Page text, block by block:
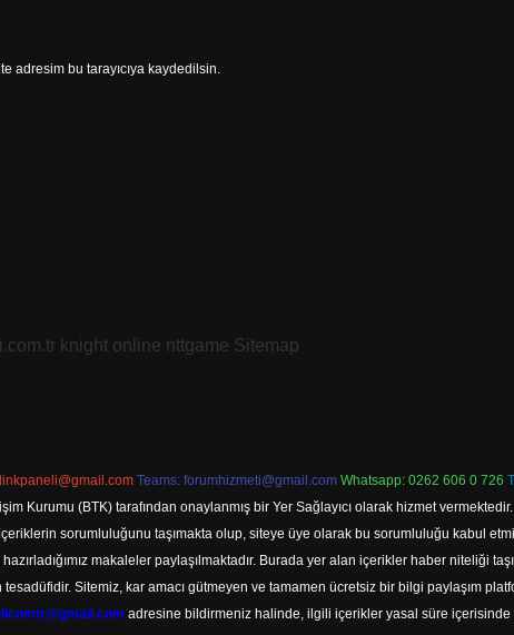
adresim bu tarayıcıya kaydedilsin.
knight online nttgame Sitemap
Teams: forumhizmeti@gmail.com Whatsapp: 0262 606 0 726
Kurumu (BTK) tarafından onaylanmış bir Yer Sağlayıcı olarak hizmet
sorumluluğunu taşımakta olup, siteye üye olarak bu sorumluluğu kabul
makaleler paylaşılmaktadır. Burada yer alan içerikler haber niteliği
Sitemiz, kar amacı gütmeyen ve tamamen ücretsiz bir bilgi paylaşım
adresine bildirmeniz halinde, ilgili içerikler yasal süre içerisinde